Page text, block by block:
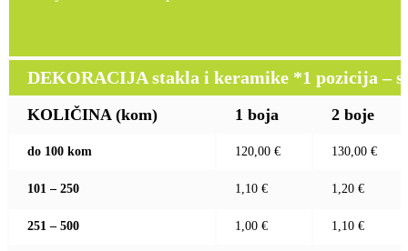
DEKORACIJA stakla i keramike *1 pozicija –
KOLIČINA (kom) 1 boja 2 boje
do 100 kom 120,00 € 130,00 €
101 – 250 1,10 € 1,20 €
251 – 500 1,00 € 1,10 €